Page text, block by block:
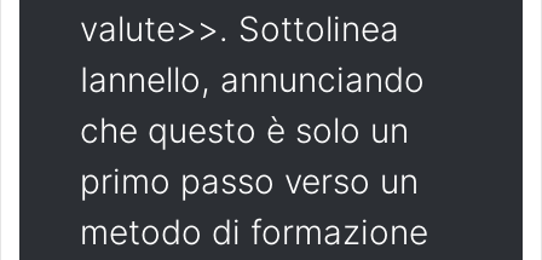
valute>>. Sottolinea
Iannello, annunciando
che questo è solo un
primo passo verso un
metodo di formazione